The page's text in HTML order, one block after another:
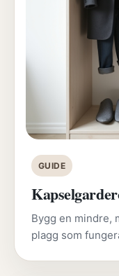
GUIDE
Bygg en mindre,
plagg som